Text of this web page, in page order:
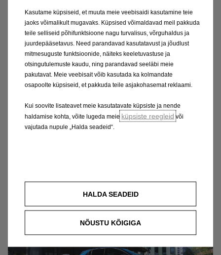
standardvarustuses kolmefaasiline 11 kW
pardalaadija kasutamiseks koduses seinalaadijas.
Soojuspump on põhivarustuses.
Astra Electricu pakiruumi maht on 352 liitrit ning
istmeid alla klappides suureneb mahutavus kuni
Kasutame küpsiseid, et muuta meie veebisaidi kasutamine teie
jaoks võimalikult mugavaks. Küpsised võimaldavad meil pakkuda
teile selliseid põhifunktsioone nagu turvalisus, võrguhaldus ja
juurdepääsetavus. Need parandavad kasutatavust ja jõudlust
mitmesuguste funktsioonide, näiteks keeletuvastuse ja
otsingutulemuste kaudu, ning parandavad seeläbi meie
pakutavat. Meie veebisait võib kasutada ka kolmandate
osapoolte küpsiseid, et pakkuda teile asjakohasemat reklaami.
Kui soovite lisateavet meie kasutatavate küpsiste ja nende
haldamise kohta, võite lugeda meie küpsiste reegleid või
vajutada nupule „Halda seadeid“.
HALDA SEADEID
NÕUSTU KÕIGIGA